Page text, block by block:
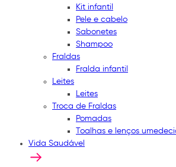
Kit infantil
Pele e cabelo
Sabonetes
Shampoo
Fraldas
Fralda infantil
Leites
Leites
Troca de Fraldas
Pomadas
Toalhas e lenços
Vida Saudável